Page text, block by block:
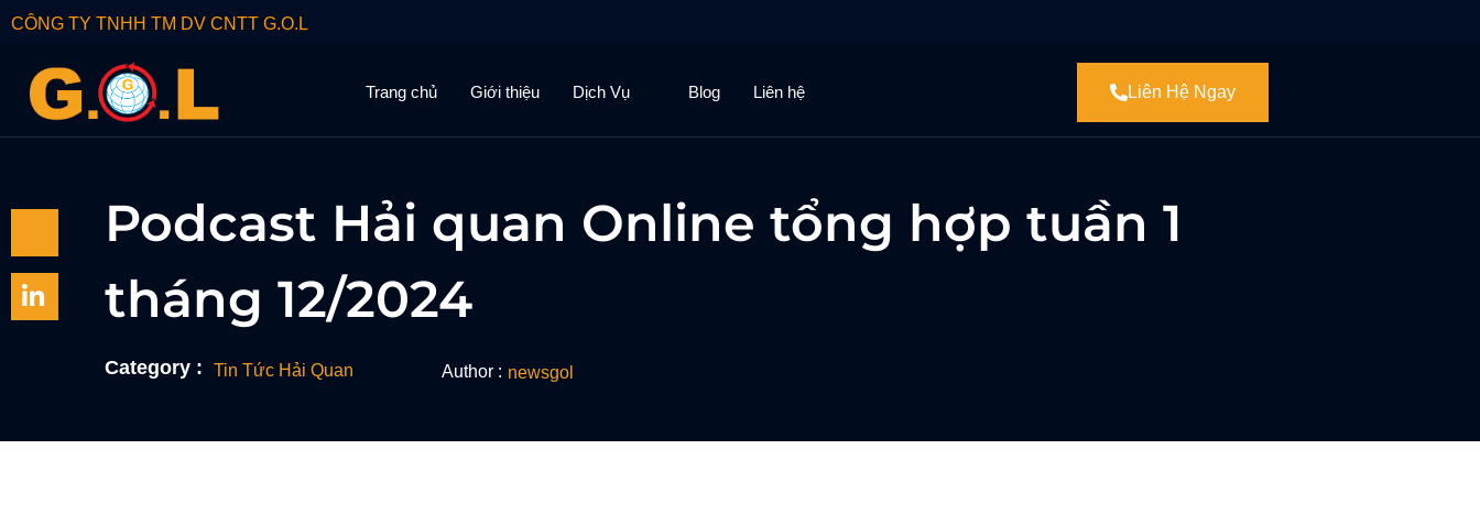
CÔNG TY TNHH TM DV CNTT G.O.L
Trang chủ Giới thiệu Dịch Vụ Blog Liên hệ Liên Hệ Ngay
Podcast Hải quan Online tổng hợp tuần 1
tháng 12/2024
Category : Tin Tức Hải Quan Author : newsgol